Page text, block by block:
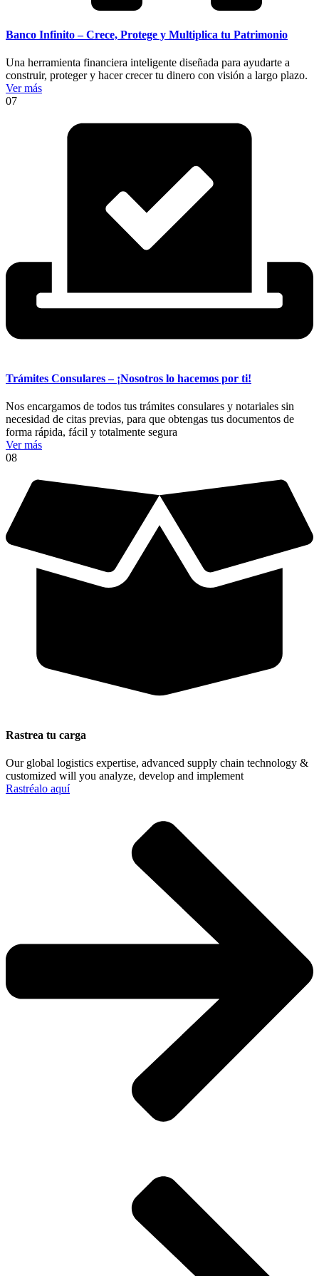
Banco Infinito – Crece, Protege y Multiplica tu Patrimonio
Una herramienta financiera inteligente diseñada para ayudarte a
construir, proteger y hacer crecer tu dinero con visión a largo plazo.
Ver más
07
Trámites Consulares – ¡Nosotros lo hacemos por ti!
Nos encargamos de todos tus trámites consulares y notariales sin
necesidad de citas previas, para que obtengas tus documentos de
forma rápida, fácil y totalmente segura
Ver más
08
Rastrea tu carga
Our global logistics expertise, advanced supply chain technology &
customized will you analyze, develop and implement
Rastréalo aquí